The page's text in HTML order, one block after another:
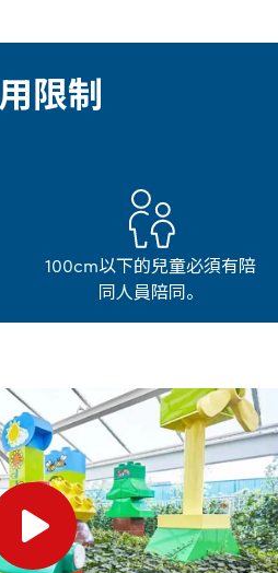
限制
100cm以下的兒童必須有陪
同人員陪同。